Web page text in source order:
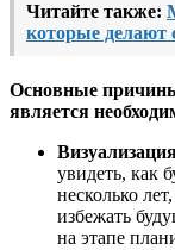
Читайте также:
которые делают
Основные
является
увидеть, как
несколько
избежать
на этапе